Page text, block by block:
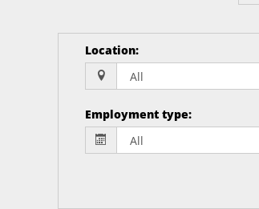
Location:
Employment type: